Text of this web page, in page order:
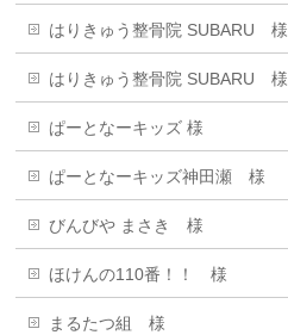
はりきゅう整骨院 SUBARU 様
はりきゅう整骨院 SUBARU 様
ぱーとなーキッズ 様
ぱーとなーキッズ神田瀬 様
びんびや まさき 様
ほけんの110番！！ 様
まるたつ組 様